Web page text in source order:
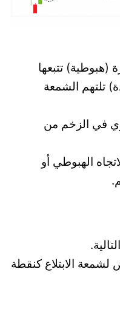
(هبوطية) تتبعها
تلتهم الشمعة
في الزخم من
الهبوطي أو
الابتلاع كنقطة